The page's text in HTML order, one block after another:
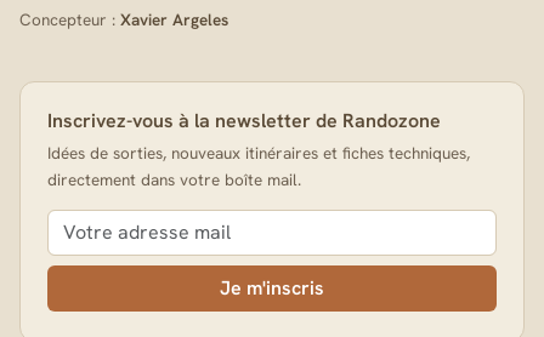
Concepteur : Xavier Argeles
Inscrivez-vous à la newsletter de Randozone
Idées de sorties, nouveaux itinéraires et fiches techniques,
directement dans votre boîte mail.
Je m'inscris